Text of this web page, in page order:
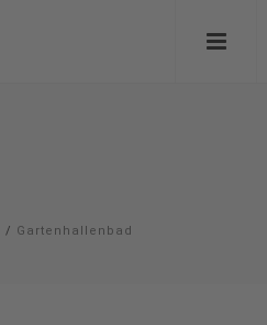
/ Gartenhallenbad